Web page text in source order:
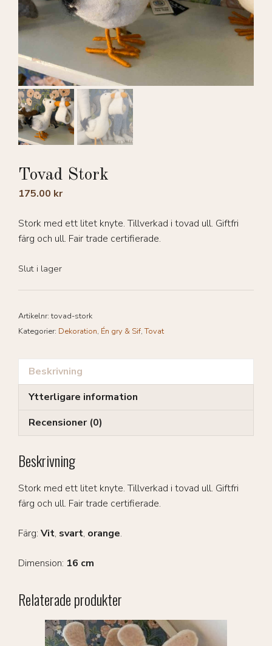
Tovad Stork
175.00 kr
Stork med ett litet knyte. Tillverkad i tovad ull. Giftfri
färg och ull. Fair trade certifierade.
Slut i lager
Artikelnr: tovad-stork
Kategorier: Dekoration, Én gry & Sif,Tovat
Beskrivning
Ytterligare information
Recensioner (0)
Beskrivning
Stork med ett litet knyte. Tillverkad i tovad ull. Giftfri
färg och ull. Fair trade certifierade.
Färg: Vit, svart, orange.
Dimension: 16 cm
Relaterade produkter